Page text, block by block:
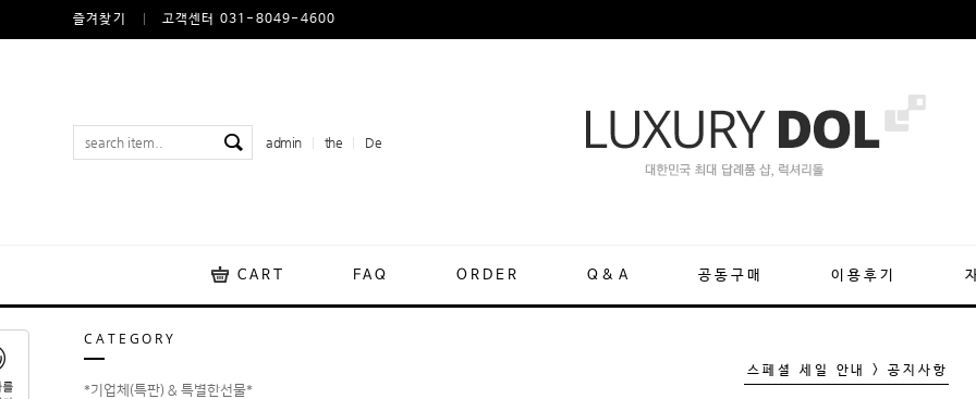
즐겨찾기 고객센터 031-8049-4600
admin the De
CART FAQ ORDER Q&A 공동구매 이용후기
CATEGORY
*기업체(특판) & 특별한선물*
스페셜 세일 안내 > 공지사항